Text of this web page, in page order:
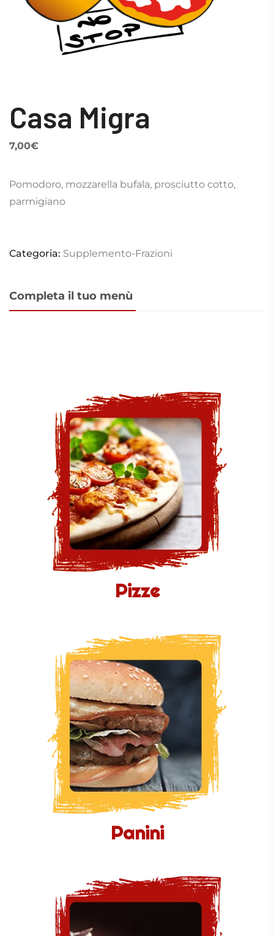
Casa Migra
7,00€
Pomodoro, mozzarella bufala, prosciutto cotto,
parmigiano
Categoria: Supplemento-Frazioni
Completa il tuo menù
Pizze
Panini